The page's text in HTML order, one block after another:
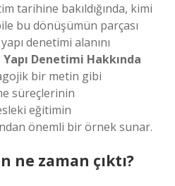
tarihine bakıldığında, kimi
bu dönüşümün parçası
denetimi alanını
Yapı Denetimi Hakkında
bir metin gibi
süreçlerinin
eğitimin
önemli bir örnek sunar.
ne zaman çıktı?